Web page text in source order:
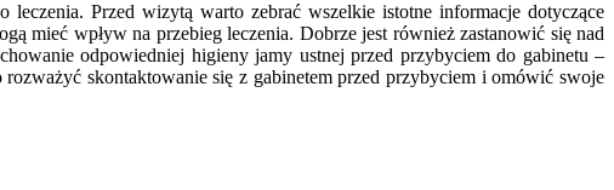
Przed wizytą warto zebrać wszelkie istotne informacje dotyczące
mieć wpływ na przebieg leczenia. Dobrze jest również zastanowić się nad
odpowiedniej higieny jamy ustnej przed przybyciem do gabinetu –
skontaktowanie się z gabinetem przed przybyciem i omówić swoje